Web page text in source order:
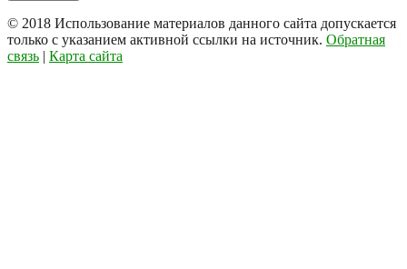
© 2018 Использование материалов данного сайта допускается
только с указанием активной ссылки на источник. Обратная
связь | Карта сайта